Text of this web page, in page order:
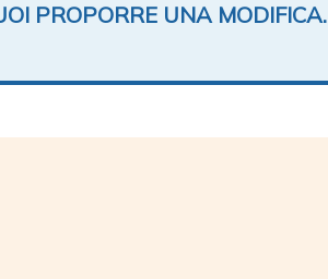
PROPORRE UNA MODIFICA.